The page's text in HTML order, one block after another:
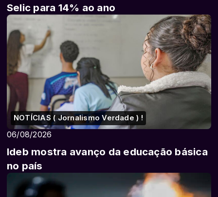
Selic para 14% ao ano
NOTÍCIAS ( Jornalismo Verdade ) !
06/08/2026
Ideb mostra avanço da educação básica
no país